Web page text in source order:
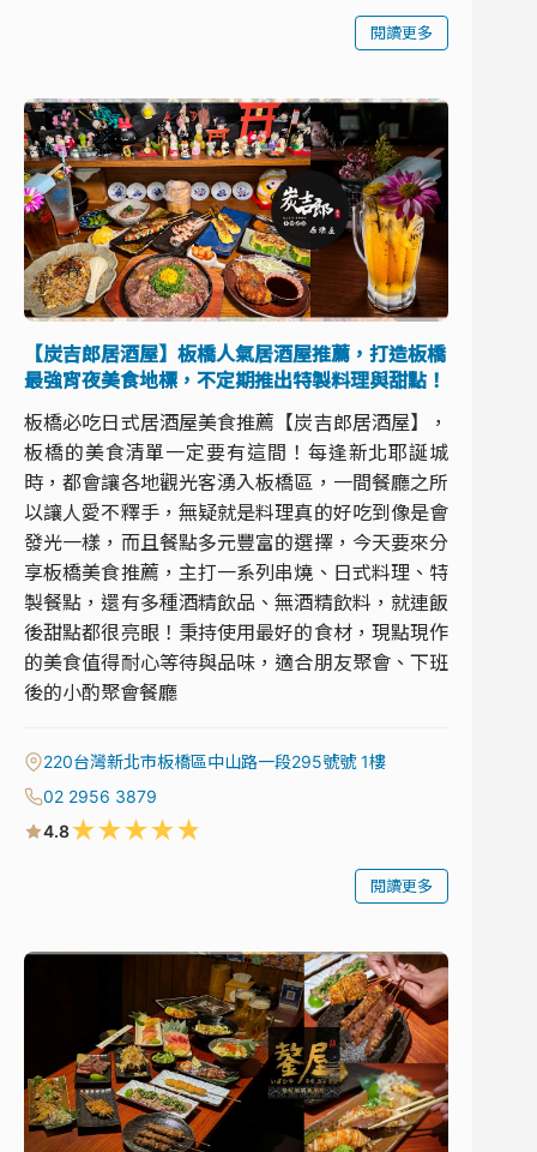
閱讀更多
【炭吉郎居酒屋】板橋人氣居酒屋推薦，打造板橋
最強宵夜美食地標，不定期推出特製料理與甜點！
板橋必吃日式居酒屋美食推薦【炭吉郎居酒屋】，
板橋的美食清單一定要有這間！每逢新北耶誕城
時，都會讓各地觀光客湧入板橋區，一間餐廳之所
以讓人愛不釋手，無疑就是料理真的好吃到像是會
發光一樣，而且餐點多元豐富的選擇，今天要來分
享板橋美食推薦，主打一系列串燒、日式料理、特
製餐點，還有多種酒精飲品、無酒精飲料，就連飯
後甜點都很亮眼！秉持使用最好的食材，現點現作
的美食值得耐心等待與品味，適合朋友聚會、下班
後的小酌聚會餐廳
220台灣新北市板橋區中山路一段295號號 1樓
02 2956 3879
4.8★★★★★
閱讀更多